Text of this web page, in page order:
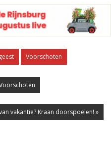
Voorschoten
vakantie? Kraan doorspoelen! »